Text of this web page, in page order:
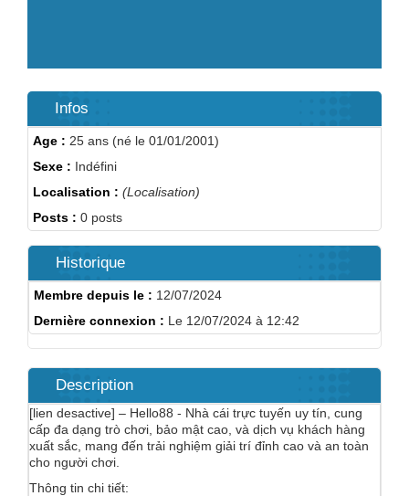
Infos
Age : 25 ans (né le 01/01/2001)
Sexe : Indéfini
Localisation : (Localisation)
Posts : 0 posts
Historique
Membre depuis le : 12/07/2024
Dernière connexion : Le 12/07/2024 à 12:42
Description
[lien desactive] – Hello88 - Nhà cái trực tuyến uy tín, cung
cấp đa dạng trò chơi, bảo mật cao, và dịch vụ khách hàng
xuất sắc, mang đến trải nghiệm giải trí đỉnh cao và an toàn
cho người chơi.
Thông tin chi tiết: